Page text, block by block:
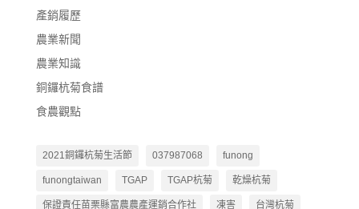
產銷履歷
農業新聞
農業知識
銅鑼杭菊食譜
食農觀點
2021銅鑼杭菊生活節 037987068 funong
funongtaiwan TGAP TGAP杭菊 乾燥杭菊
保證責任苗栗縣富農農產運銷合作社 凍害 台灣杭菊